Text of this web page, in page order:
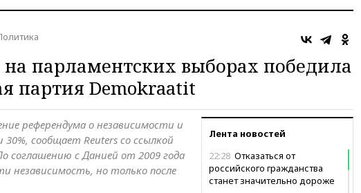
парламентских выборах победила
партия Demokraatit
Лента новостей
22:28 Отказаться от
российского гражданства
станет значительно дороже
референдума о независимости и
сообщает Reuters со ссылкой
соглашению с Данией от 2009 года
независимость, но только после